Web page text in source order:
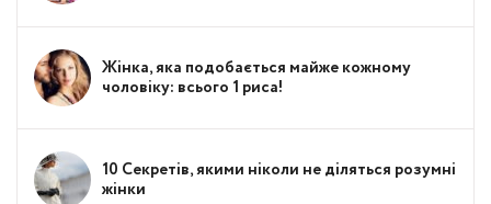
Жінка, яка подобається майже кожному
чоловіку: всього 1 риса!
10 Секретів, якими ніколи не діляться розумні
жінки